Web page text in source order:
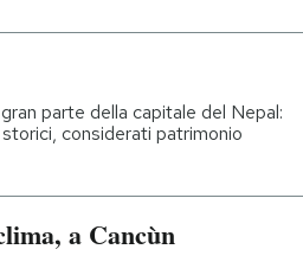
parte della capitale del Nepal:
considerati patrimonio
a Cancùn